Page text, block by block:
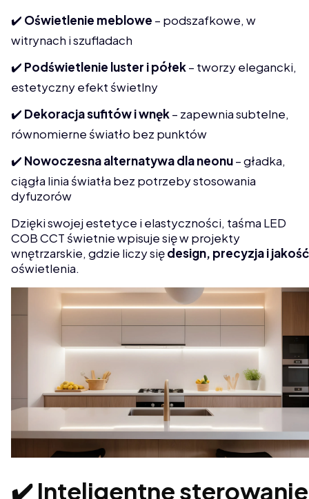
✔️ Oświetlenie meblowe – podszafkowe, w
witrynach i szufladach
✔️ Podświetlenie luster i półek– tworzy elegancki,
estetyczny efekt świetlny
✔️ Dekoracja sufitów i wnęk– zapewnia subtelne,
równomierne światło bez punktów
✔️ Nowoczesna alternatywa dla neonu– gładka,
ciągła linia światła bez potrzeby stosowania
dyfuzorów
Dzięki swojej estetyce i elastyczności, taśma LED
COB CCT świetnie wpisuje się w projekty
wnętrzarskie, gdzie liczy siędesign, precyzja i jakość
oświetlenia.
✔️ Inteligentne sterowanie